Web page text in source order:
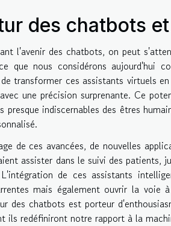
des chatbots
l'avenir des chatbots, on peut
que nous considérons aujourd'hui
transformer ces assistants virtuels
une précision surprenante. Ce
presque indiscernables des êtres
de ces avancées, de nouvelles
assister dans le suivi des patients,
de ces assistants
mais également ouvrir la voie
des chatbots est porteur
ils redéfiniront notre rapport à la